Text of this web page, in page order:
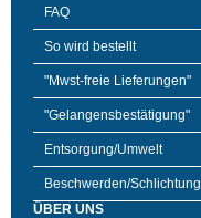
FAQ
So wird bestellt
"Mwst-freie Lieferungen"
"Gelangensbestätigung"
Entsorgung/Umwelt
Beschwerden/Schlichtung
ÜBER UNS